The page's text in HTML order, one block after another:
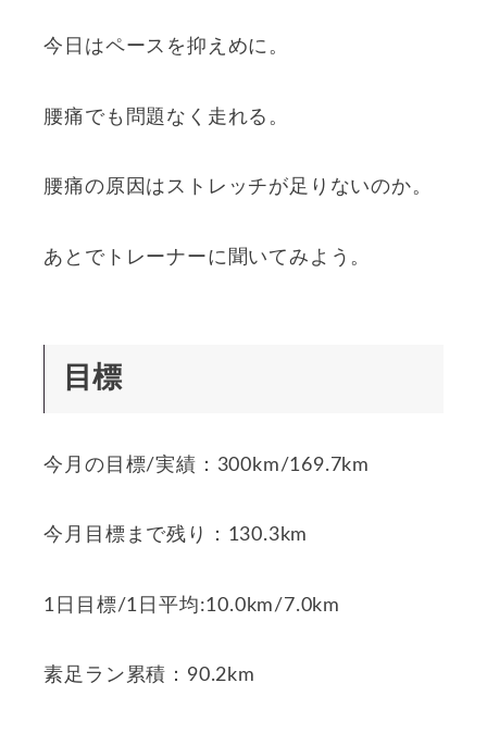
今日はペースを抑えめに。
腰痛でも問題なく走れる。
腰痛の原因はストレッチが足りないのか。
あとでトレーナーに聞いてみよう。
目標
今月の目標/実績：300km/169.7km
今月目標まで残り：130.3km
1日目標/1日平均:10.0km/7.0km
素足ラン累積：90.2km